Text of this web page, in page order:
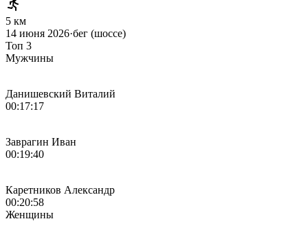
5 км
14 июня 2026·бег (шоссе)
Топ 3
Мужчины
Данишевский Виталий
00:17:17
Заврагин Иван
00:19:40
Каретников Александр
00:20:58
Женщины